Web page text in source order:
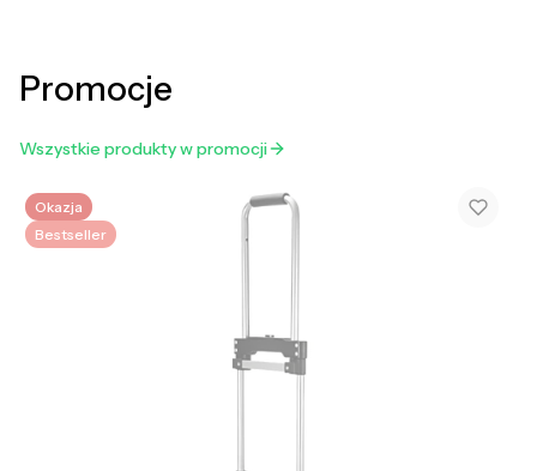
Promocje
Wszystkie produkty w promocji
Okazja
Bestseller